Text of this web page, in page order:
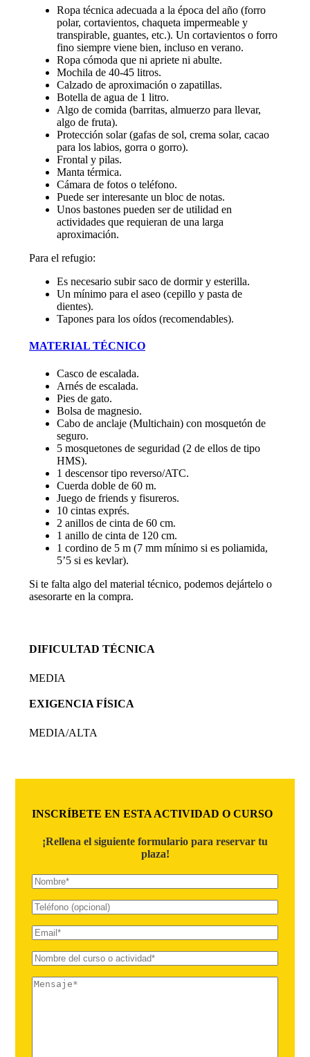
Ropa técnica adecuada a la época del año (forro
polar, cortavientos, chaqueta impermeable y
transpirable, guantes, etc.). Un cortavientos o forro
fino siempre viene bien, incluso en verano.
Ropa cómoda que ni apriete ni abulte.
Mochila de 40-45 litros.
Calzado de aproximación o zapatillas.
Botella de agua de 1 litro.
Algo de comida (barritas, almuerzo para llevar,
algo de fruta).
Protección solar (gafas de sol, crema solar, cacao
para los labios, gorra o gorro).
Frontal y pilas.
Manta térmica.
Cámara de fotos o teléfono.
Puede ser interesante un bloc de notas.
Unos bastones pueden ser de utilidad en
actividades que requieran de una larga
aproximación.
Para el refugio:
Es necesario subir saco de dormir y esterilla.
Un mínimo para el aseo (cepillo y pasta de
dientes).
Tapones para los oídos (recomendables).
MATERIAL TÉCNICO
Casco de escalada.
Arnés de escalada.
Pies de gato.
Bolsa de magnesio.
Cabo de anclaje (Multichain) con mosquetón de
seguro.
5 mosquetones de seguridad (2 de ellos de tipo
HMS).
1 descensor tipo reverso/ATC.
Cuerda doble de 60 m.
Juego de friends y fisureros.
10 cintas exprés.
2 anillos de cinta de 60 cm.
1 anillo de cinta de 120 cm.
1 cordino de 5 m (7 mm mínimo si es poliamida,
5’5 si es kevlar).
Si te falta algo del material técnico, podemos dejártelo o
asesorarte en la compra.
DIFICULTAD TÉCNICA
MEDIA
EXIGENCIA FÍSICA
MEDIA/ALTA
INSCRÍBETE EN ESTA ACTIVIDAD O CURSO
¡Rellena el siguiente formulario para reservar tu
plaza!